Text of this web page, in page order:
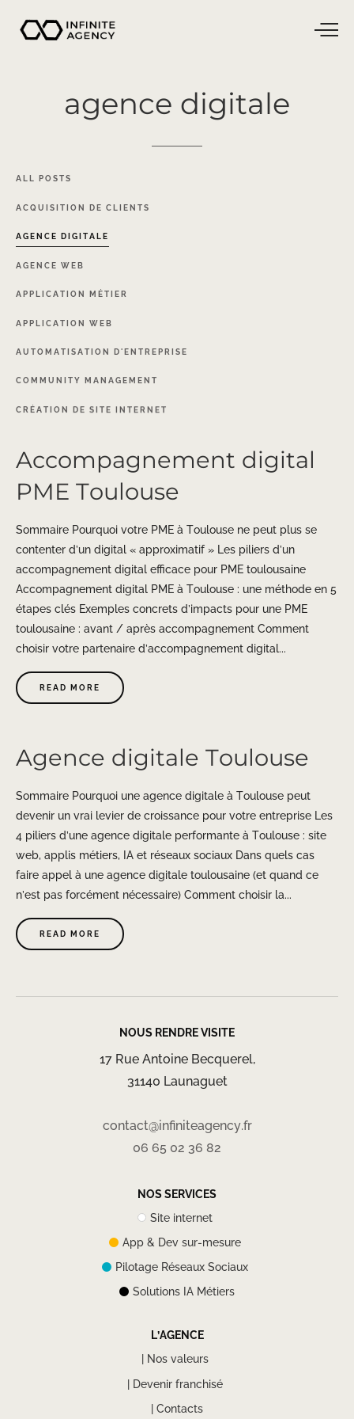
agence digitale
ALL POSTS
ACQUISITION DE CLIENTS
AGENCE DIGITALE
AGENCE WEB
APPLICATION MÉTIER
APPLICATION WEB
AUTOMATISATION D'ENTREPRISE
COMMUNITY MANAGEMENT
CRÉATION DE SITE INTERNET
Accompagnement digital
PME Toulouse
Sommaire Pourquoi votre PME à Toulouse ne peut plus se
contenter d’un digital « approximatif » Les piliers d’un
accompagnement digital efficace pour PME toulousaine
Accompagnement digital PME à Toulouse : une méthode en 5
étapes clés Exemples concrets d’impacts pour une PME
toulousaine : avant / après accompagnement Comment
choisir votre partenaire d’accompagnement digital...
READ MORE
Agence digitale Toulouse
Sommaire Pourquoi une agence digitale à Toulouse peut
devenir un vrai levier de croissance pour votre entreprise Les
4 piliers d’une agence digitale performante à Toulouse : site
web, applis métiers, IA et réseaux sociaux Dans quels cas
faire appel à une agence digitale toulousaine (et quand ce
n’est pas forcément nécessaire) Comment choisir la...
READ MORE
NOUS RENDRE VISITE
17 Rue Antoine Becquerel,
31140 Launaguet
contact@infiniteagency.fr
06 65 02 36 82
NOS SERVICES
Site internet
App & Dev sur-mesure
Pilotage Réseaux Sociaux
Solutions IA Métiers
L’AGENCE
| Nos valeurs
| Devenir franchisé
| Contacts